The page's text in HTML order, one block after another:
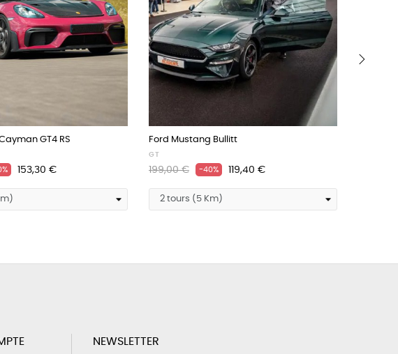
Cayman GT4 RS
Prix
153,30 €
Ford Mustang Bullitt
GT
Prix
199,00 € -40% Prix
119,40 €
NEWSLETTER